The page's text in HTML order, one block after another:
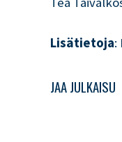
Lisätietoja:
JAA JULKAISU